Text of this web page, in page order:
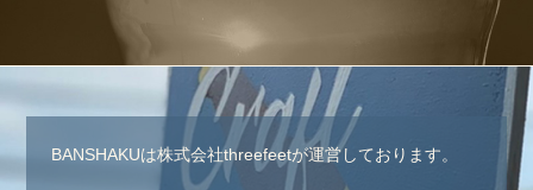
BANSHAKUは株式会社threefeetが運営しております。